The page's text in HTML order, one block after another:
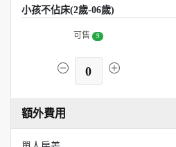
小孩不佔床(2歲-06歲)
可售 9
0
額外費用